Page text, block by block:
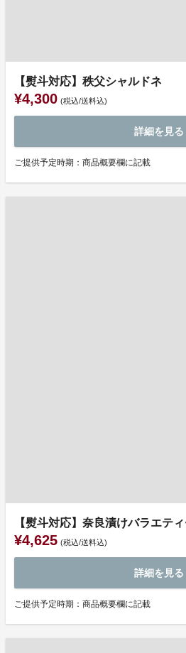
【熨斗対応】秩父シャルドネ
¥4,300 (税込/送料込)
詳細を見る
ご提供予定時期：商品概要欄に記載
【熨斗対応】奈良漬けバラエテ
¥4,625 (税込/送料込)
詳細を見る
ご提供予定時期：商品概要欄に記載